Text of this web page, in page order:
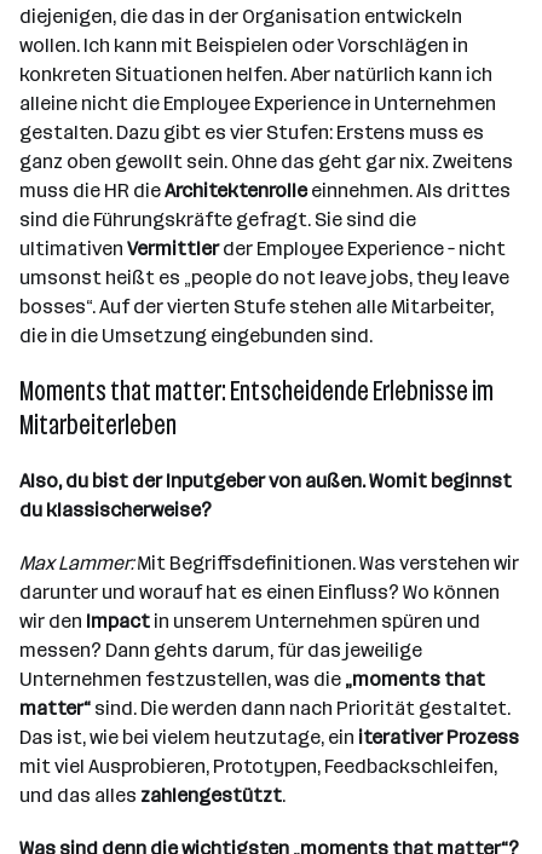
diejenigen, die das in der Organisation entwickeln
wollen. Ich kann mit Beispielen oder Vorschlägen in
konkreten Situationen helfen. Aber natürlich kann ich
alleine nicht die Employee Experience in Unternehmen
gestalten. Dazu gibt es vier Stufen: Erstens muss es
ganz oben gewollt sein. Ohne das geht gar nix. Zweitens
muss die HR dieArchitektenrolleeinnehmen. Als drittes
sind die Führungskräfte gefragt. Sie sind die
ultimativen Vermittlerder Employee Experience – nicht
umsonst heißt es „people do not leave jobs, they leave
bosses“. Auf der vierten Stufe stehen alle Mitarbeiter,
die in die Umsetzung eingebunden sind.
Moments that matter: Entscheidende Erlebnisse im
Mitarbeiterleben
Also, du bist der Inputgeber von außen. Womit beginnst
du klassischerweise?
Max Lammer:Mit Begriffsdefinitionen. Was verstehen wir
darunter und worauf hat es einen Einfluss? Wo können
wir den Impact in unserem Unternehmen spüren und
messen? Dann gehts darum, für das jeweilige
Unternehmen festzustellen, was die „moments that
matter“ sind. Die werden dann nach Priorität gestaltet.
Das ist, wie bei vielem heutzutage, ein iterativer Prozess
mit viel Ausprobieren, Prototypen, Feedbackschleifen,
und das alles zahlengestützt.
Was sind denn die wichtigsten „moments that matter“?